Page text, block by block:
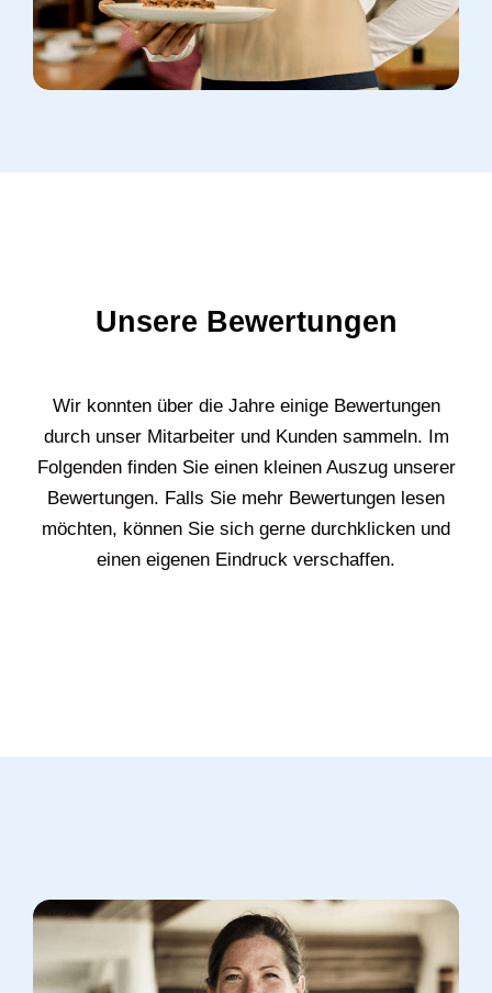
Unsere Bewertungen
Wir konnten über die Jahre einige Bewertungen
durch unser Mitarbeiter und Kunden sammeln. Im
Folgenden finden Sie einen kleinen Auszug unserer
Bewertungen. Falls Sie mehr Bewertungen lesen
möchten, können Sie sich gerne durchklicken und
einen eigenen Eindruck verschaffen.